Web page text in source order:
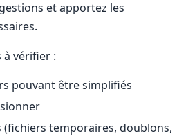
et apportez les
à vérifier :
pouvant être simplifiés
(fichiers temporaires, doublons,